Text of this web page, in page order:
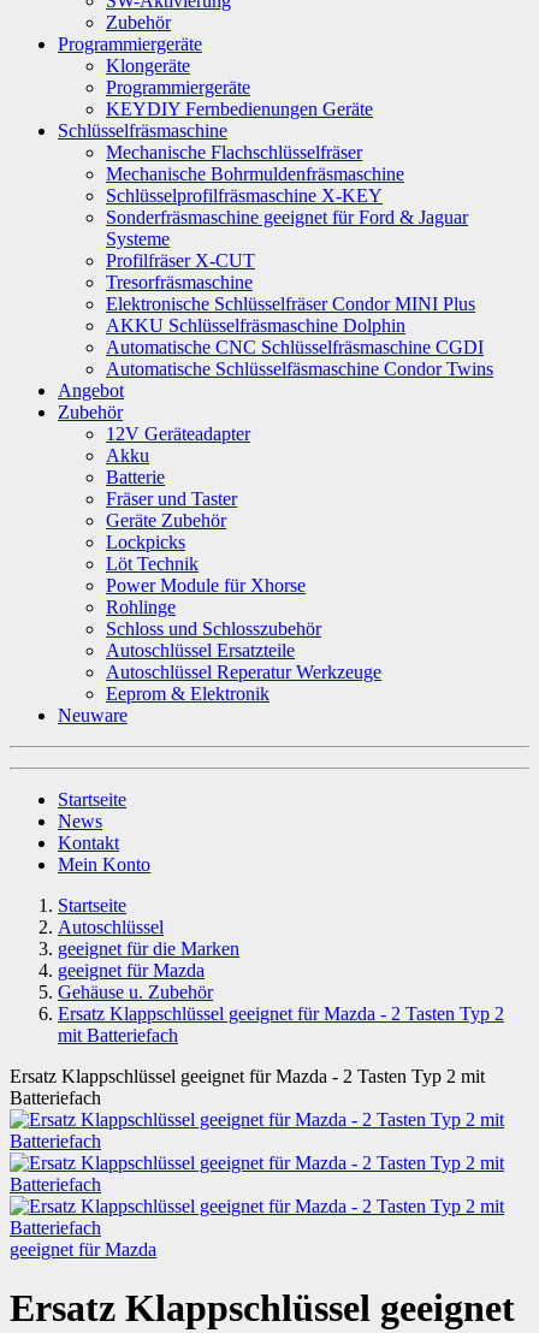
Zubehör
Programmiergeräte
Klongeräte
Programmiergeräte
KEYDIY Fernbedienungen Geräte
Schlüsselfräsmaschine
Mechanische Flachschlüsselfräser
Mechanische Bohrmuldenfräsmaschine
Schlüsselprofilfräsmaschine X-KEY
Sonderfräsmaschine geeignet für Ford & Jaguar
Systeme
Profilfräser X-CUT
Tresorfräsmaschine
Elektronische Schlüsselfräser Condor MINI Plus
AKKU Schlüsselfräsmaschine Dolphin
Automatische CNC Schlüsselfräsmaschine CGDI
Automatische Schlüsselfäsmaschine Condor Twins
Angebot
Zubehör
12V Geräteadapter
Akku
Batterie
Fräser und Taster
Geräte Zubehör
Lockpicks
Löt Technik
Power Module für Xhorse
Rohlinge
Schloss und Schlosszubehör
Autoschlüssel Ersatzteile
Autoschlüssel Reperatur Werkzeuge
Eeprom & Elektronik
Neuware
Startseite
News
Kontakt
Mein Konto
Startseite
Autoschlüssel
geeignet für die Marken
geeignet für Mazda
Gehäuse u. Zubehör
Ersatz Klappschlüssel geeignet für Mazda - 2 Tasten Typ 2
mit Batteriefach
Ersatz Klappschlüssel geeignet für Mazda - 2 Tasten Typ 2 mit
Batteriefach
geeignet für Mazda
Ersatz Klappschlüssel geeignet